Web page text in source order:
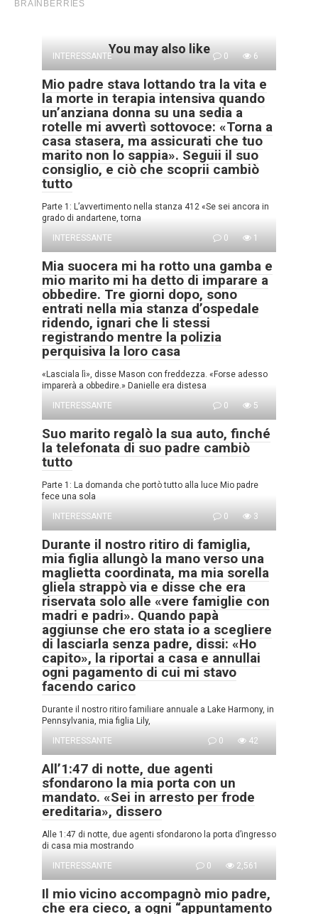
You may also like
INTERESSANTE 0 6
Mio padre stava lottando tra la vita e
la morte in terapia intensiva quando
un’anziana donna su una sedia a
rotelle mi avvertì sottovoce: «Torna a
casa stasera, ma assicurati che tuo
marito non lo sappia». Seguii il suo
consiglio, e ciò che scoprii cambiò
tutto
Parte 1: L’avvertimento nella stanza 412 «Se sei ancora in
grado di andartene, torna
INTERESSANTE
0 1
Mia suocera mi ha rotto una gamba e
mio marito mi ha detto di imparare a
obbedire. Tre giorni dopo, sono
entrati nella mia stanza d’ospedale
ridendo, ignari che li stessi
registrando mentre la polizia
perquisiva la loro casa
«Lasciala lì», disse Mason con freddezza. «Forse adesso
imparerà a obbedire.» Danielle era distesa
INTERESSANTE
0 5
Suo marito regalò la sua auto, finché
la telefonata di suo padre cambiò
tutto
Parte 1: La domanda che portò tutto alla luce Mio padre
fece una sola
INTERESSANTE
0 3
Durante il nostro ritiro di famiglia,
mia figlia allungò la mano verso una
maglietta coordinata, ma mia sorella
gliela strappò via e disse che era
riservata solo alle «vere famiglie con
madri e padri». Quando papà
aggiunse che ero stata io a scegliere
di lasciarla senza padre, dissi: «Ho
capito», la riportai a casa e annullai
ogni pagamento di cui mi stavo
facendo carico
Durante il nostro ritiro familiare annuale a Lake Harmony, in
Pennsylvania, mia figlia Lily,
INTERESSANTE
0 42
All’1:47 di notte, due agenti
sfondarono la mia porta con un
mandato. «Sei in arresto per frode
ereditaria», dissero
Alle 1:47 di notte, due agenti sfondarono la porta d’ingresso
di casa mia mostrando
INTERESSANTE
0 2,561
Il mio vicino accompagnò mio padre,
che era cieco, a ogni “appuntamento